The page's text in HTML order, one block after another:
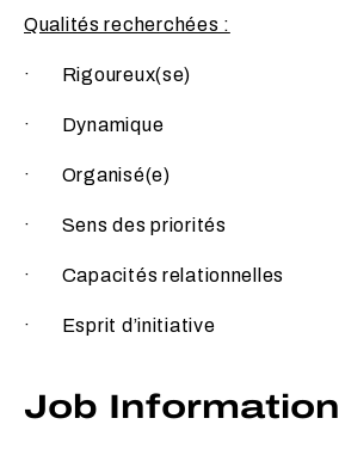
Qualités recherchées :
· Rigoureux(se)
· Dynamique
· Organisé(e)
· Sens des priorités
· Capacités relationnelles
· Esprit d’initiative
Job Information